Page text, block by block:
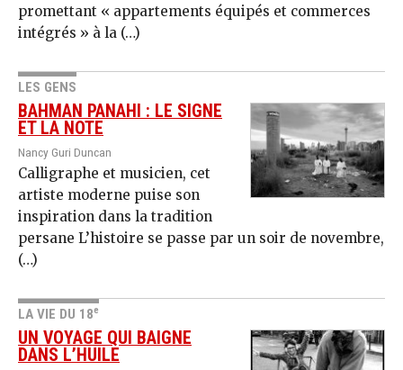
promettant « appartements équipés et commerces
intégrés » à la (…)
LES GENS
BAHMAN PANAHI : LE SIGNE
ET LA NOTE
Nancy Guri Duncan
Calligraphe et musicien, cet
artiste moderne puise son
inspiration dans la tradition
persane L’histoire se passe par un soir de novembre,
(…)
LA VIE DU 18e
UN VOYAGE QUI BAIGNE
DANS L’HUILE